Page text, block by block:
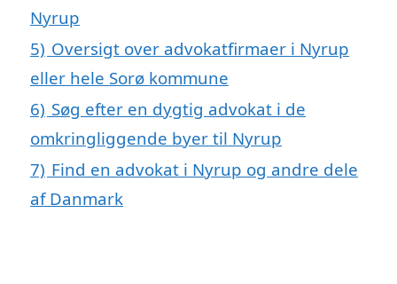
Nyrup
5) Oversigt over advokatfirmaer i Nyrup
eller hele Sorø kommune
6) Søg efter en dygtig advokat i de
omkringliggende byer til Nyrup
7) Find en advokat i Nyrup og andre dele
af Danmark